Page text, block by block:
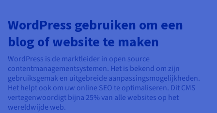
WordPress gebruiken om een
blog of website te maken
WordPress is de marktleider in open source
contentmanagementsystemen. Het is bekend om zijn
gebruiksgemak en uitgebreide aanpassingsmogelijkheden.
Het helpt ook om uw online SEO te optimaliseren. Dit CMS
vertegenwoordigt bijna 25% van alle websites op het
wereldwijde web.